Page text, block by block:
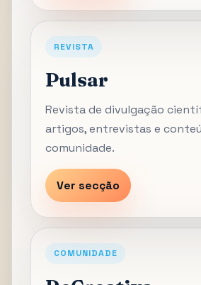
REVISTA
Pulsar
Revista de divulgação
artigos, entrevistas e
comunidade.
Ver secção
COMUNIDADE